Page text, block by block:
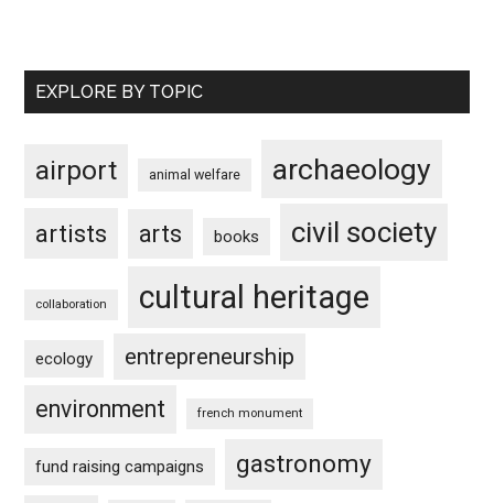
EXPLORE BY TOPIC
airport animal welfare archaeology
artists arts books civil society
collaboration cultural heritage
ecology entrepreneurship
environment french monument
fund raising campaigns gastronomy